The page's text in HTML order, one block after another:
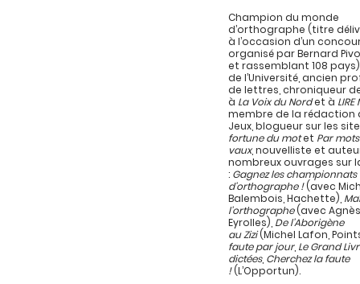
Champion du monde
d’orthographe (titre
à l’occasion d’un
organisé par Bernard
et rassemblant 108
de l’Université, ancien
de lettres, chroniqueur
à La Voix du Nordet à
membre de la rédaction
Jeux, blogueur sur les
fortune du motet Par
vaux, nouvelliste et
nombreux ouvrages sur
: Gagnez les championnats
d’orthographe !(avec
Balembois, Hachette),
l’orthographe(avec
Eyrolles), De l’Aborigène
au Zizi(Michel Lafon,
faute par jour, Le Grand
dictées, Cherchez la faute
!(L’Opportun).